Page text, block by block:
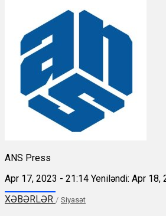
ANS Press
Apr 17, 2023 - 21:14 Yeniləndi: Apr 18,
XƏBƏRLƏR / Siyasət